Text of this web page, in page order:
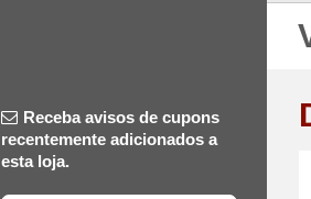
Receba avisos de cupons
recentemente adicionados a
esta loja.